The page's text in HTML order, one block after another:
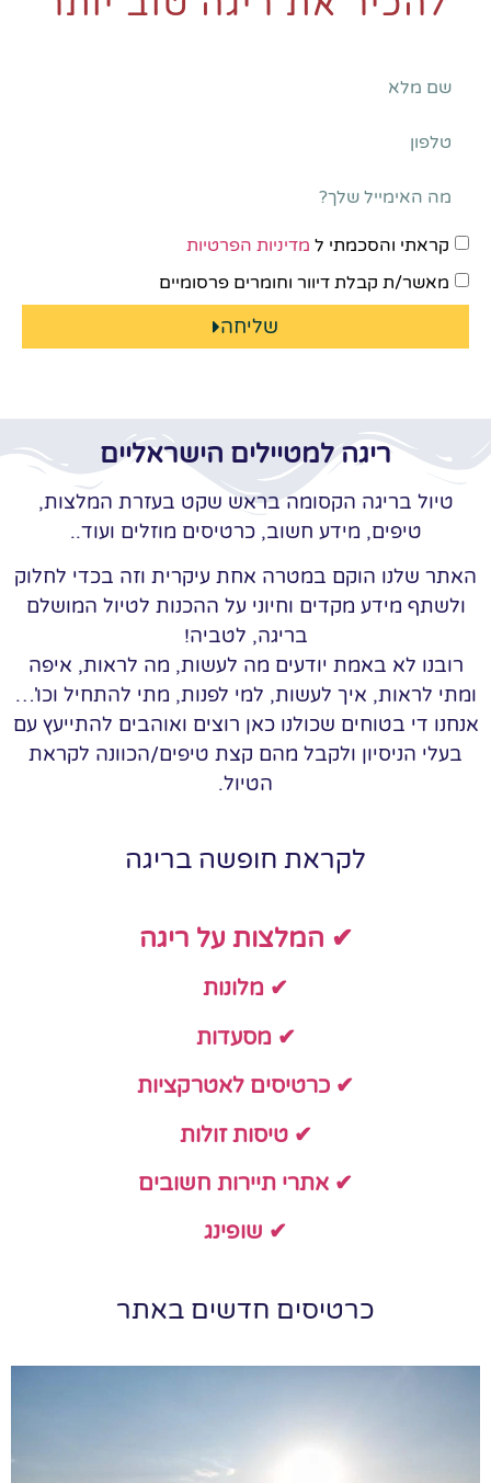
קראתי והסכמתי ל מדיניות הפרטיות
מאשר/ת קבלת דיוור וחומרים פרסומיים
שליחה
ריגה למטיילים הישראליים
טיול בריגה הקסומה בראש שקט בעזרת המלצות,
טיפים, מידע חשוב, כרטיסים מוזלים ועוד..
האתר שלנו הוקם במטרה אחת עיקרית וזה בכדי לחלוק
ולשתף מידע מקדים וחיוני על ההכנות לטיול המושלם
בריגה, לטביה!
רובנו לא באמת יודעים מה לעשות, מה לראות, איפה
ומתי לראות, איך לעשות, למי לפנות, מתי להתחיל וכו'…
אנחנו די בטוחים שכולנו כאן רוצים ואוהבים להתייעץ עם
בעלי הניסיון ולקבל מהם קצת טיפים/הכוונה לקראת
הטיול.
לקראת חופשה בריגה
✔ המלצות על ריגה
✔ מלונות
✔ מסעדות
✔ כרטיסים לאטרקציות
✔ טיסות זולות
✔ אתרי תיירות חשובים
✔ שופינג
כרטיסים חדשים באתר